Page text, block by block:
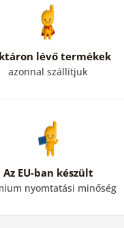
lévő termékek
azonnal szállítjuk
Az EU-ban készült
nyomtatási minőség